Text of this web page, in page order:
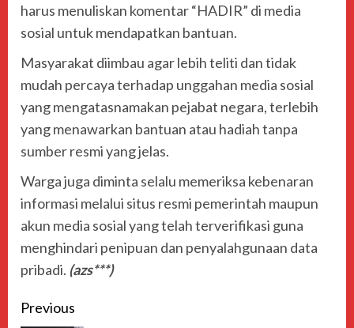
harus menuliskan komentar “HADIR” di media
sosial untuk mendapatkan bantuan.
Masyarakat diimbau agar lebih teliti dan tidak
mudah percaya terhadap unggahan media sosial
yang mengatasnamakan pejabat negara, terlebih
yang menawarkan bantuan atau hadiah tanpa
sumber resmi yang jelas.
Warga juga diminta selalu memeriksa kebenaran
informasi melalui situs resmi pemerintah maupun
akun media sosial yang telah terverifikasi guna
menghindari penipuan dan penyalahgunaan data
pribadi. (azs***)
Previous